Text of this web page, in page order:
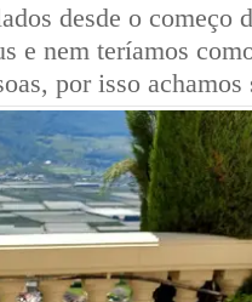
desde o começo
e nem teríamos
por isso